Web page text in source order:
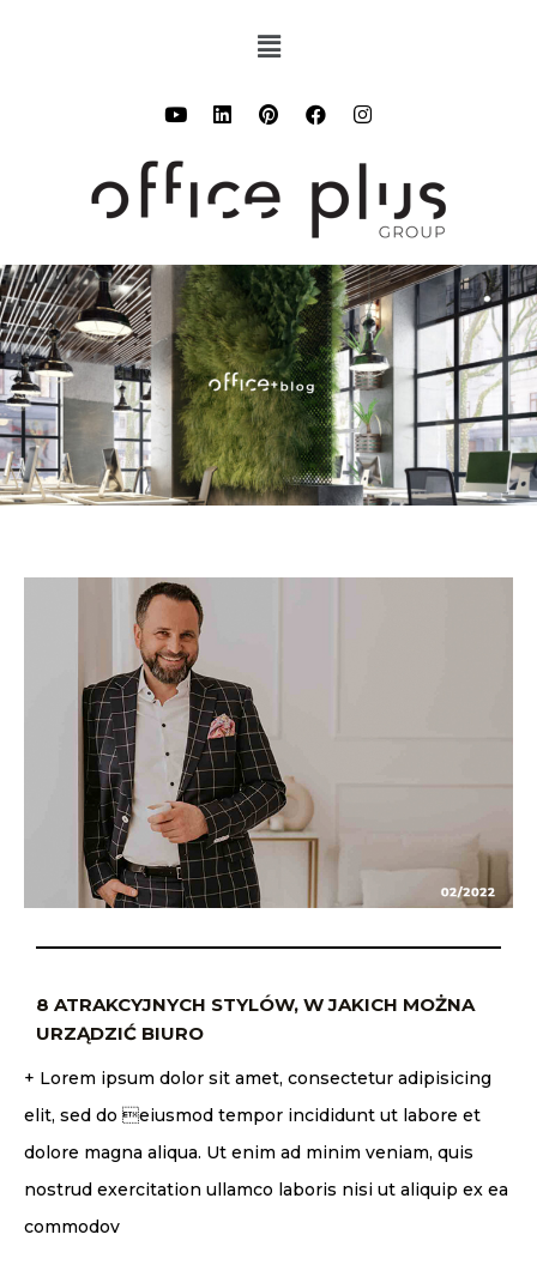
8 ATRAKCYJNYCH STYLÓW, W JAKICH MOŻNA
URZĄDZIĆ BIURO
+ Lorem ipsum dolor sit amet, consectetur adipisicing
elit, sed do eiusmod tempor incididunt ut labore et
dolore magna aliqua. Ut enim ad minim veniam, quis
nostrud exercitation ullamco laboris nisi ut aliquip ex ea
commodov